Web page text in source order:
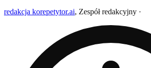
redakcja korepetytor.ai, Zespół redakcyjny ·